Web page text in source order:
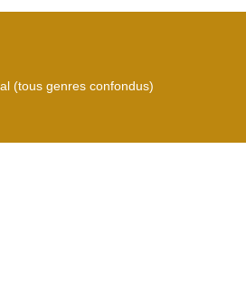
(tous genres confondus)